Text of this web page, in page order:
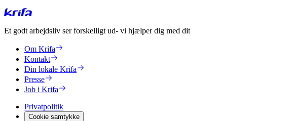
Et godt arbejdsliv ser forskelligt ud- vi hjælper dig med dit
Om Krifa
Kontakt
Din lokale Krifa
Presse
Job i Krifa
Privatpolitik
Cookie samtykke